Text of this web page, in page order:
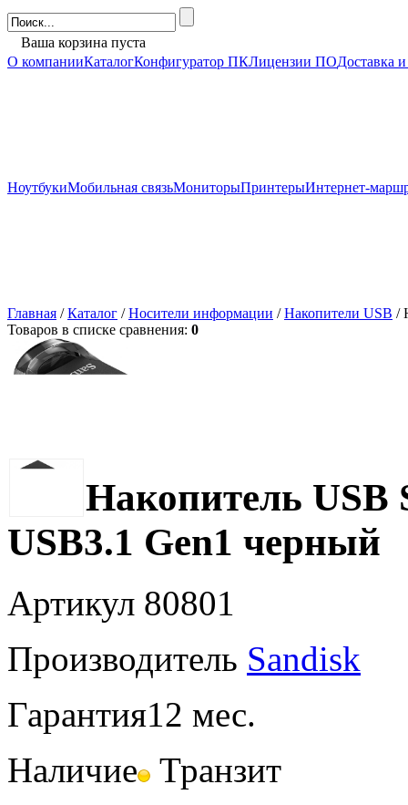
Ваша корзина пуста
О компанииКаталогКонфигуратор ПКЛицензии ПОДоставка
НоутбукиМобильная связьМониторыПринтерыИнтернет-
Главная /Каталог /Носители информации /Накопители USB /
Товаров в списке сравнения: 0
Накопитель USB
USB3.1 Gen1 черный
Артикул 80801
Производитель Sandisk
Гарантия12 мес.
Наличие Транзит